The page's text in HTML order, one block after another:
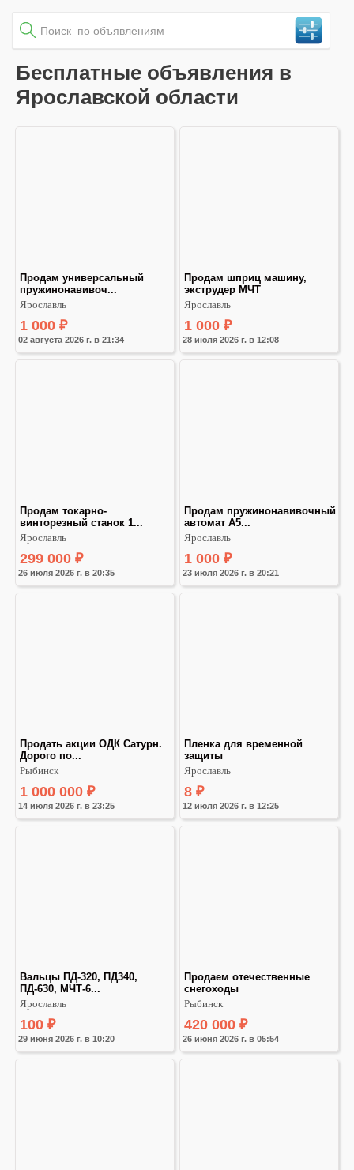
Бесплатные объявления в
Ярославской области
02 августа 2026 г. в 21:34
Продам универсальный
пружинонавивоч...
Ярославль
1 000 ₽
28 июля 2026 г. в 12:08
Продам шприц машину,
экструдер МЧТ
Ярославль
1 000 ₽
26 июля 2026 г. в 20:35
Продам токарно-
винторезный станок 1...
Ярославль
299 000 ₽
23 июля 2026 г. в 20:21
Продам пружинонавивочный
автомат А5...
Ярославль
1 000 ₽
14 июля 2026 г. в 23:25
Продать акции ОДК Сатурн.
Дорого по...
Рыбинск
1 000 000 ₽
12 июля 2026 г. в 12:25
Пленка для временной
защиты
Ярославль
8 ₽
29 июня 2026 г. в 10:20
Вальцы ПД-320, ПД340,
ПД-630, МЧТ-6...
Ярославль
100 ₽
26 июня 2026 г. в 05:54
Продаем отечественные
снегоходы
Рыбинск
420 000 ₽